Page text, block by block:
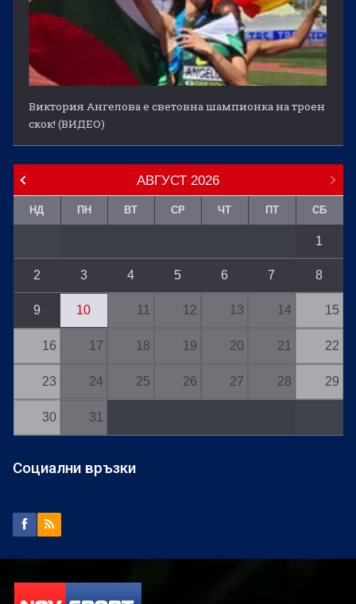
Виктория Ангелова е световна шампионка на троен
скок! (ВИДЕО)
АВГУСТ 2026
НД ПН ВТ СР ЧТ ПТ СБ
1
2 3 4 5 6 7 8
9 10 11 12 13 14 15
16 17 18 19 20 21 22
23 24 25 26 27 28 29
30 31
Социални връзки